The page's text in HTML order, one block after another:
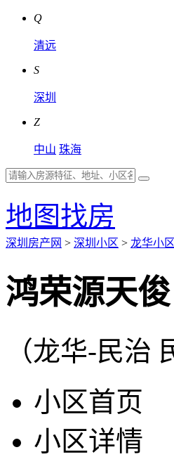
Q
清远
S
深圳
Z
中山 珠海
地图找房
深圳房产网 > 深圳小区 > 龙华小区
鸿荣源天俊
（龙华-民治
小区首页
小区详情